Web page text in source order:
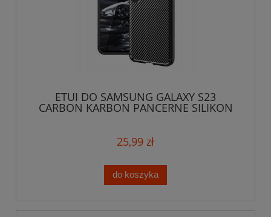
ETUI DO SAMSUNG GALAXY S23
CARBON KARBON PANCERNE SILIKON
25,99 zł
do koszyka